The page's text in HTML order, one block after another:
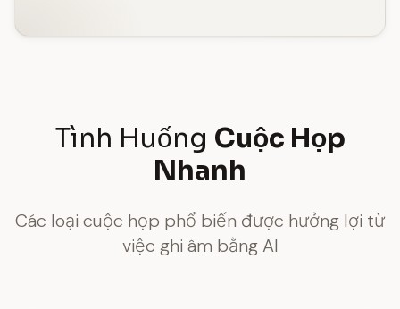
Tình Huống Cuộc Họp
Nhanh
Các loại cuộc họp phổ biến được hưởng lợi từ
việc ghi âm bằng AI